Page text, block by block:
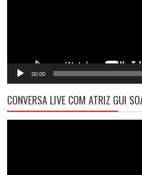
00:00
CONVERSA LIVE COM ATRIZ GUI